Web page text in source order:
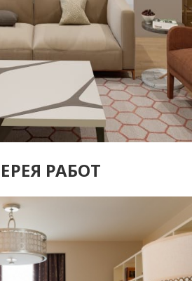
РАБОТ